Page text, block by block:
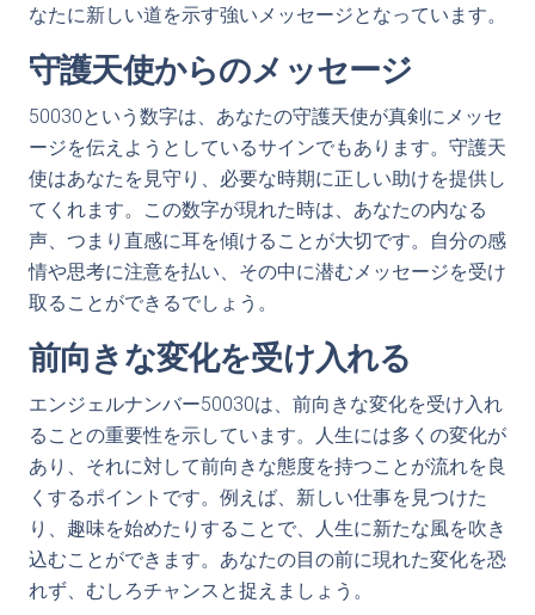
なたに新しい道を示す強いメッセージとなっています。
守護天使からのメッセージ
50030という数字は、あなたの守護天使が真剣にメッセ
ージを伝えようとしているサインでもあります。守護天
使はあなたを見守り、必要な時期に正しい助けを提供し
てくれます。この数字が現れた時は、あなたの内なる
声、つまり直感に耳を傾けることが大切です。自分の感
情や思考に注意を払い、その中に潜むメッセージを受け
取ることができるでしょう。
前向きな変化を受け入れる
エンジェルナンバー50030は、前向きな変化を受け入れ
ることの重要性を示しています。人生には多くの変化が
あり、それに対して前向きな態度を持つことが流れを良
くするポイントです。例えば、新しい仕事を見つけた
り、趣味を始めたりすることで、人生に新たな風を吹き
込むことができます。あなたの目の前に現れた変化を恐
れず、むしろチャンスと捉えましょう。